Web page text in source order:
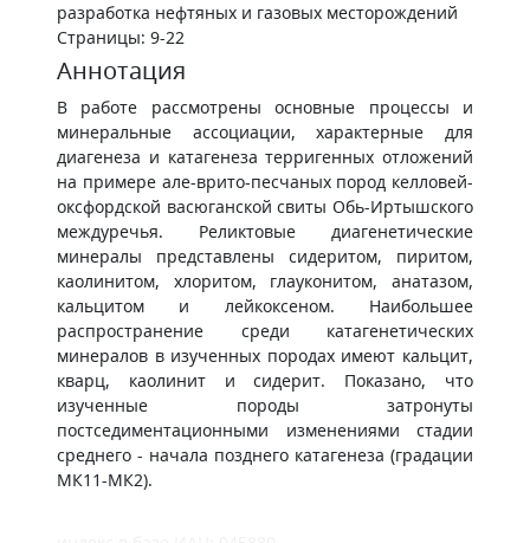
разработка нефтяных и газовых месторождений
Страницы: 9-22
Аннотация
В работе рассмотрены основные процессы и
минеральные ассоциации, характерные для
диагенеза и катагенеза терригенных отложений
на примере але-врито-песчаных пород келловей-
оксфордской васюганской свиты Обь-Иртышского
междуречья. Реликтовые диагенетические
минералы представлены сидеритом, пиритом,
каолинитом, хлоритом, глауконитом, анатазом,
кальцитом и лейкоксеном. Наибольшее
распространение среди катагенетических
минералов в изученных породах имеют кальцит,
кварц, каолинит и сидерит. Показано, что
изученные породы затронуты
постседиментационными изменениями стадии
среднего - начала позднего катагенеза (градации
МК11-МК2).